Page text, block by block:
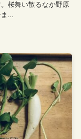
桜舞い散るなか野原
...